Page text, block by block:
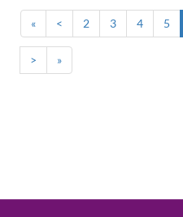
« < 2 3 4 5
> »